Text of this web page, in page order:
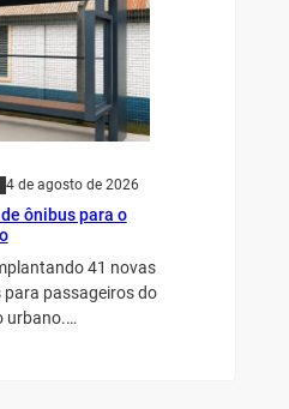
4 de agosto de 2026
ônibus para o
41 novas
passageiros do
urbano.…